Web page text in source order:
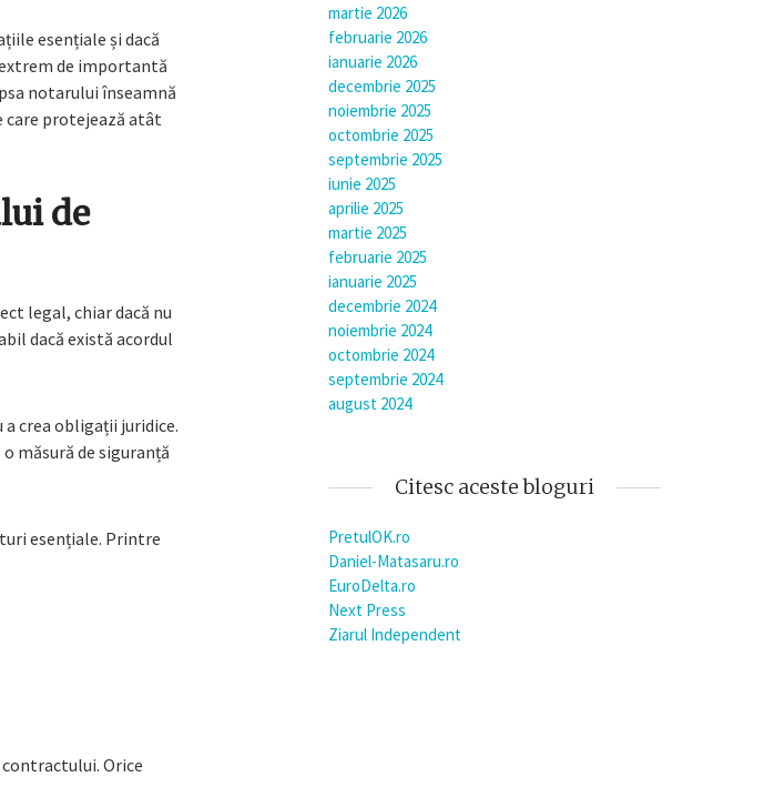
esențiale și dacă
de importantă
notarului înseamnă
care protejează atât
de
legal, chiar dacă nu
dacă există acordul
crea obligații juridice.
măsură de siguranță
esențiale. Printre
Orice
martie 2026
februarie 2026
ianuarie 2026
decembrie 2025
noiembrie 2025
octombrie 2025
septembrie 2025
iunie 2025
aprilie 2025
martie 2025
februarie 2025
ianuarie 2025
decembrie 2024
noiembrie 2024
octombrie 2024
septembrie 2024
august 2024
Citesc aceste bloguri
PretulOK.ro
Daniel-Matasaru.ro
EuroDelta.ro
Next Press
Ziarul Independent